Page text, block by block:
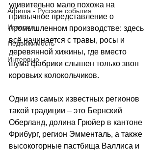
Афиша - Русские события
История
Недвижимость
Интервью
удивительно мало похожа на
привычное представление о
промышленном производстве: здесь
всё начинается с травы, росы и
деревянной хижины, где вместо
шума фабрики слышен только звон
коровьих колокольчиков.
Одни из самых известных регионов
такой традиции – это Бернский
Оберланд, долина Грюйер в кантоне
Фрибург, регион Эмменталь, а также
высокогорные пастбища Валлиса и